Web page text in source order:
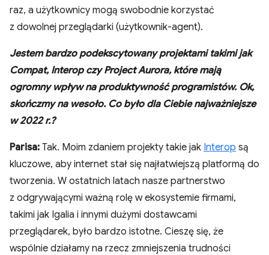
raz, a użytkownicy mogą swobodnie korzystać
z dowolnej przeglądarki (użytkownik-agent).
Jestem bardzo podekscytowany projektami takimi jak
Compat, Interop czy Project Aurora, które mają
ogromny wpływ na produktywność programistów. Ok,
skończmy na wesoło. Co było dla Ciebie najważniejsze
w 2022 r.?
Parisa: Tak. Moim zdaniem projekty takie jak Interop są
kluczowe, aby internet stał się najłatwiejszą platformą do
tworzenia. W ostatnich latach nasze partnerstwo
z odgrywającymi ważną rolę w ekosystemie firmami,
takimi jak Igalia i innymi dużymi dostawcami
przeglądarek, było bardzo istotne. Cieszę się, że
wspólnie działamy na rzecz zmniejszenia trudności